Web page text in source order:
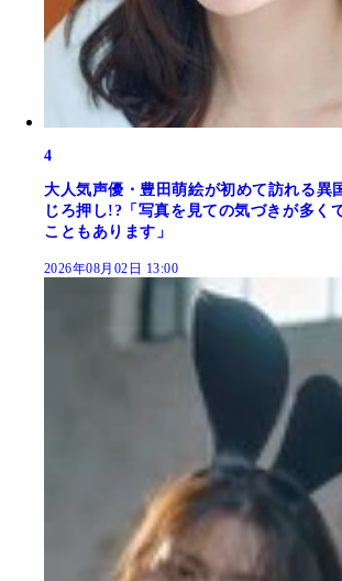
4
大人気声優・豊田萌絵が初めて訪れる異
じろ押し!?「写真を見ての気づきが多く
こともあります」
2026年08月02日 13:00